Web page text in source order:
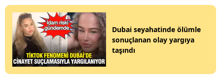
Dubai seyahatinde ölümle
sonuçlanan olay yargıya
taşındı